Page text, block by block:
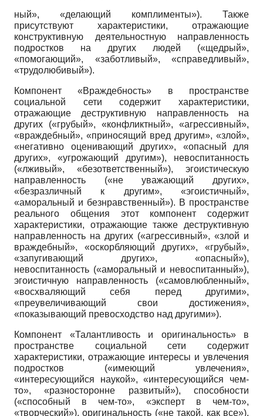
ный», «делающий комплименты»). Также
присутствуют характеристики, отражающие
конструктивную деятельностную направленность
подростков на других людей («щедрый»,
«помогающий», «заботливый», «справедливый»,
«трудолюбивый»).
Компонент «Враждебность» в пространстве
социальной сети содержит характеристики,
отражающие деструктивную направленность на
других («грубый», «конфликтный», «агрессивный»,
«враждебный», «приносящий вред другим», «злой»,
«негативно оценивающий других», «опасный для
других», «угрожающий другим»), невоспитанность
(«лживый», «безответственный»), эгоистическую
направленность («не уважающий других»,
«безразличный к другим», «эгоистичный»,
«аморальный и безнравственный»). В пространстве
реального общения этот компонент содержит
характеристики, отражающие также деструктивную
направленность на других («агрессивный», «злой и
враждебный», «оскорбляющий других», «грубый»,
«запугивающий других», «опасный»),
невоспитанность («аморальный и невоспитанный»),
эгоистичную направленность («самовлюбленный»,
«восхваляющий себя перед другими»,
«преувеличивающий свои достижения»,
«показывающий превосходство над другими»).
Компонент «Талантливость и оригинальность» в
пространстве социальной сети содержит
характеристики, отражающие интересы и увлечения
подростков («имеющий увлечения»,
«интересующийся наукой», «интересующийся чем-
то», «разносторонне развитый»), способности
(«способный в чем-то», «эксперт в чем-то»,
«творческий»), оригинальность («не такой, как все»),